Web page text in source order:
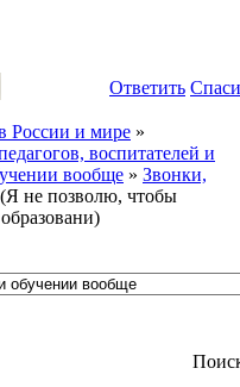
Ответить
России и мире »
воспитателей и
вообще » Звонки,
(Я не позволю, чтобы